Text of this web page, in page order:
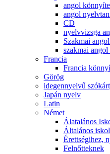
angol
angol
CD
nyelvvizsga
Szakmai
szakmai
Francia
Francia
Görög
idegennyelvű
Japán nyelv
Latin
Német
Álatalános
Általános
Érettségihez,
Felnőtteknek